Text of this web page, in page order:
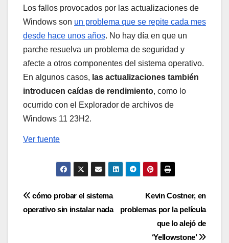
Los fallos provocados por las actualizaciones de
Windows son un problema que se repite cada mes
desde hace unos años. No hay día en que un
parche resuelva un problema de seguridad y
afecte a otros componentes del sistema operativo.
En algunos casos, las actualizaciones también
introducen caídas de rendimiento, como lo
ocurrido con el Explorador de archivos de
Windows 11 23H2.
Ver fuente
Navegación
de
Kevin Costner, en
problemas por la película
que lo alejó de
‘Yellowstone’
cómo probar el sistema
operativo sin instalar nada